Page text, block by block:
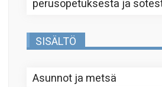
perusopetuksesta ja
SISÄLTÖ
Asunnot ja metsä